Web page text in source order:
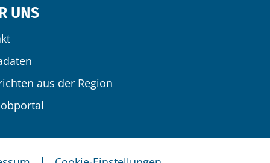
UNS
aus der Region